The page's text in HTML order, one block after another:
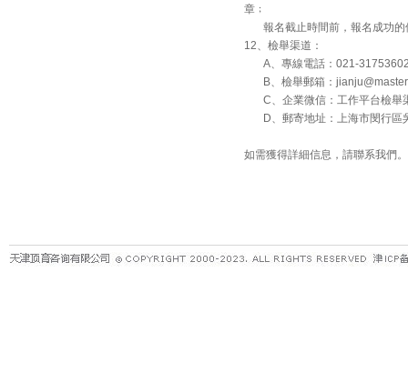
章﹔
報名截止時間前，報名成功的
12、檢舉渠道：
A、專線電話：021-
B、檢舉郵箱：
C、企業微信：工作平台檢舉
D、郵寄地址：上海市閔行區
如需獲得詳細信息，請聯系我們。